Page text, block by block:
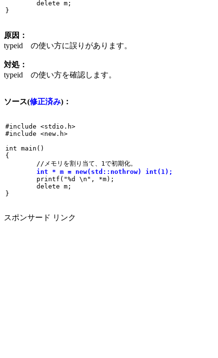
}
原因：
typeid の使い方に誤りがあります。
対処：
typeid の使い方を確認します。
ソース(修正済み)：
#include <stdio.h>
#include <new.h>
int main()
{
	//メモリを割り当て、1で初期化。
int * m = new(std::nothrow) int(1);
	printf("%d \n", *m);
}
スポンサード リンク